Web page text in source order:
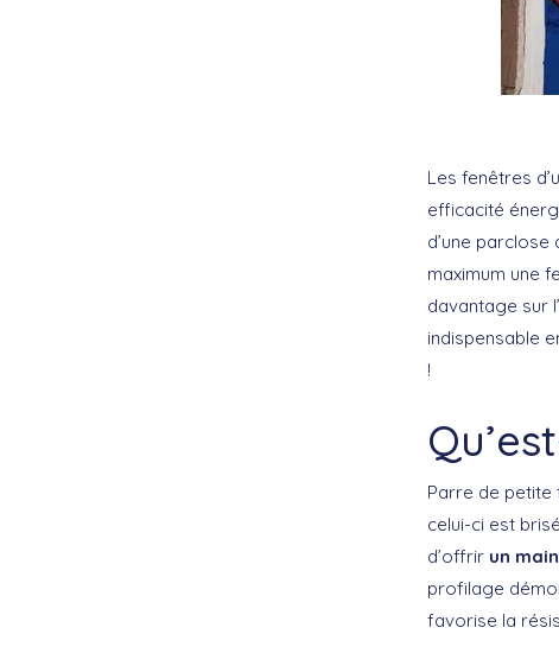
Les fenêtres
efficacité
d’une parclose
maximum une
davantage sur
indispensable
!
Parre de petite
celui-ci est
d’offrir un
profilage
favorise la